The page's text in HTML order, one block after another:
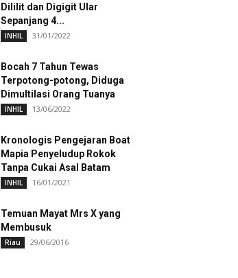
Dililit dan Digigit Ular
Sepanjang 4...
INHIL 31/01/2022
Bocah 7 Tahun Tewas
Terpotong-potong, Diduga
Dimultilasi Orang Tuanya
INHIL 13/06/2022
Kronologis Pengejaran Boat
Mapia Penyeludup Rokok
Tanpa Cukai Asal Batam
INHIL 16/01/2021
Temuan Mayat Mrs X yang
Membusuk
Riau 29/06/2016